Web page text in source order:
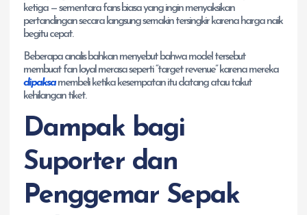
ketiga — sementara fans biasa yang ingin menyaksikan
pertandingan secara langsung semakin tersingkir karena harga naik
begitu cepat.
Beberapa analis bahkan menyebut bahwa model tersebut
membuat fan loyal merasa seperti “target revenue” karena mereka
dipaksamembeli ketika kesempatan itu datang atau takut
kehilangan tiket.
Dampak bagi
Suporter dan
Penggemar Sepak